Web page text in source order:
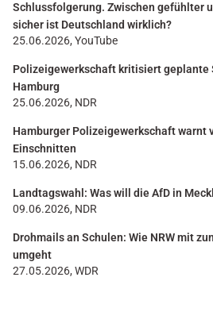
Schlussfolgerung. Zwischen gefühlter
sicher ist Deutschland wirklich?
25.06.2026, YouTube
Polizeigewerkschaft kritisiert geplante
Hamburg
25.06.2026, NDR
Hamburger Polizeigewerkschaft warnt
Einschnitten
15.06.2026, NDR
Landtagswahl: Was will die AfD in
09.06.2026, NDR
Drohmails an Schulen: Wie NRW mit
umgeht
27.05.2026, WDR